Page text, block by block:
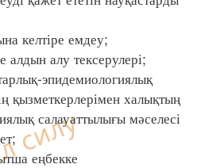
келтіре емдеу;
алу тексерулері;
эпидемиологиялық
қызметкерлерімен халықтың
салауаттылығы мәселесі
еңбекке